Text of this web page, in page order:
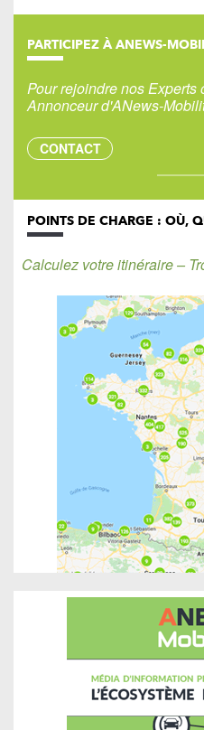
PARTICIPEZ À ANEWS-
Pour rejoindre nos Experts
Annonceur d'ANews-
CONTACT
POINTS DE CHARGE : OÙ,
Calculez votre itinéraire –